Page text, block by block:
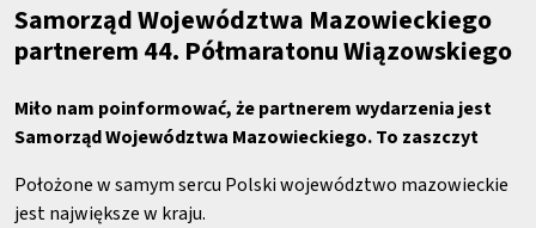
Samorząd Województwa Mazowieckiego
partnerem 44. Półmaratonu Wiązowskiego
Miło nam poinformować, że partnerem wydarzenia jest
Samorząd Województwa Mazowieckiego. To zaszczyt
Położone w samym sercu Polski województwo mazowieckie
jest największe w kraju.